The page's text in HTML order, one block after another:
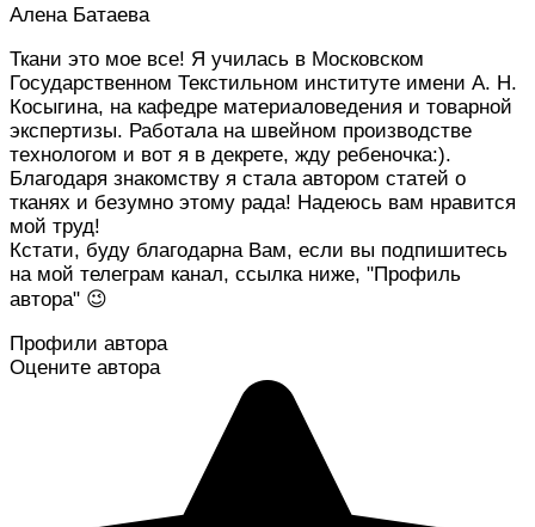
Алена Батаева
Ткани это мое все! Я училась в Московском
Государственном Текстильном институте имени А. Н.
Косыгина, на кафедре материаловедения и товарной
экспертизы. Работала на швейном производстве
технологом и вот я в декрете, жду ребеночка:).
Благодаря знакомству я стала автором статей о
тканях и безумно этому рада! Надеюсь вам нравится
мой труд!
Кстати, буду благодарна Вам, если вы подпишитесь
на мой телеграм канал, ссылка ниже, "Профиль
автора" 😉
Профили автора
Оцените автора